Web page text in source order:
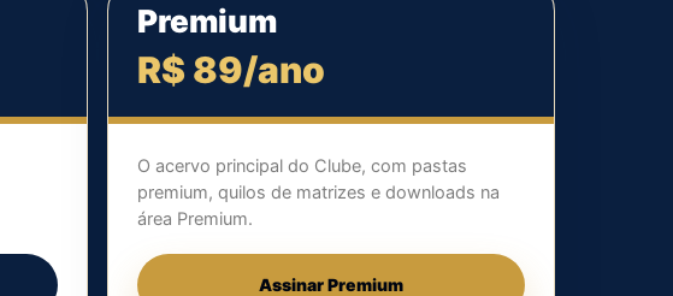
Premium
R$ 89/ano
O acervo principal do Clube, com pastas
premium, quilos de matrizes e downloads na
área Premium.
Assinar Premium